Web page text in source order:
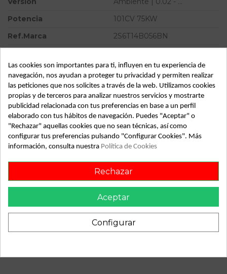
Potencia
101CV 75KW
Ref.Marca
2S6T14B056BN
0.02 - ...
Tipo vehículo
Turismo
Almacén
49349
SubAlmacén
373
SubSubAlmacén
100029489
2022-05-17
Recambio de centralita airbag para ford fusion (cbk)
ambiente | 0.02 - ... ambiente | 0.02 - ... referencia OEM
Las cookies son importantes para ti, influyen en tu experiencia de
navegación, nos ayudan a proteger tu privacidad y permiten realizar
las peticiones que nos solicites a través de la web. Utilizamos cookies
propias y de terceros para analizar nuestros servicios y mostrarte
publicidad relacionada con tus preferencias en base a un perfil
elaborado con tus hábitos de navegación. Puedes "Aceptar" o
"Rechazar" aquellas cookies que no sean técnicas, así como
configurar tus preferencias pulsando "Configurar Cookies". Más
información, consulta nuestra Política de Cookies
Rechazar
Aceptar
Configurar